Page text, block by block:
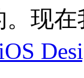
现